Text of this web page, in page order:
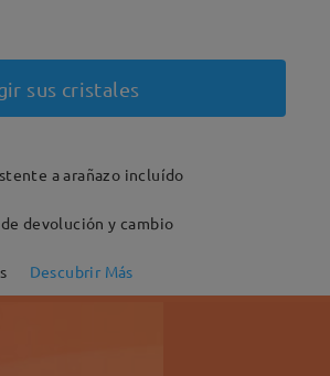
sus cristales
a arañazo incluído
devolución y cambio
Descubrir Más